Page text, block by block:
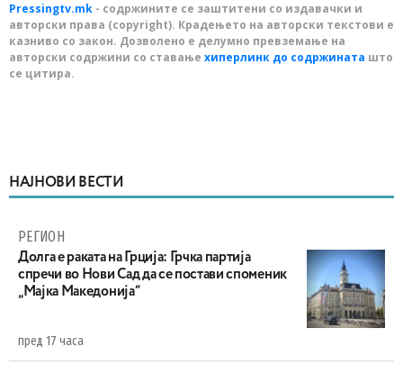
Pressingtv.mk - содржините се заштитени со издавачки и
авторски права (copyright). Крадењето на авторски текстови е
казниво со закон. Дозволено е делумно превземање на
авторски содржини со ставање хиперлинк до содржината што
се цитира.
НАЈНОВИ ВЕСТИ
РЕГИОН
Долга е раката на Грција: Грчка партија
спречи во Нови Сад да се постави споменик
„Мајка Македонија“
пред 17 часа